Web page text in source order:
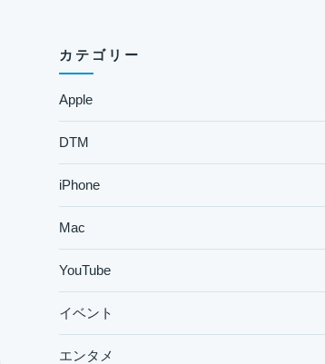
カテゴリー
Apple
DTM
iPhone
Mac
YouTube
イベント
エンタメ